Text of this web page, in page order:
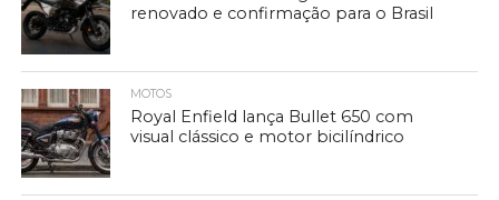
renovado e confirmação para o Brasil
MOTOS
Royal Enfield lança Bullet 650 com
visual clássico e motor bicilíndrico